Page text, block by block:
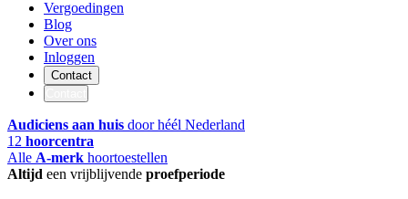
Vergoedingen
Blog
Over ons
Inloggen
Contact
Audiciens aan huis door héél Nederland
12 hoorcentra
Alle A-merk hoortoestellen
Altijd een vrijblijvende proefperiode